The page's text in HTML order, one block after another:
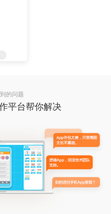
的问题
平台帮你解决